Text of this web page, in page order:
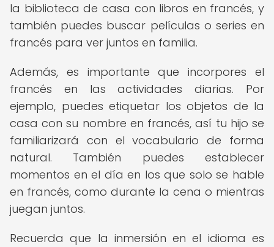
la biblioteca de casa con libros en francés, y
también puedes buscar películas o series en
francés para ver juntos en familia.
Además, es importante que incorpores el
francés en las actividades diarias. Por
ejemplo, puedes etiquetar los objetos de la
casa con su nombre en francés, así tu hijo se
familiarizará con el vocabulario de forma
natural. También puedes establecer
momentos en el día en los que solo se hable
en francés, como durante la cena o mientras
juegan juntos.
Recuerda que la inmersión en el idioma es